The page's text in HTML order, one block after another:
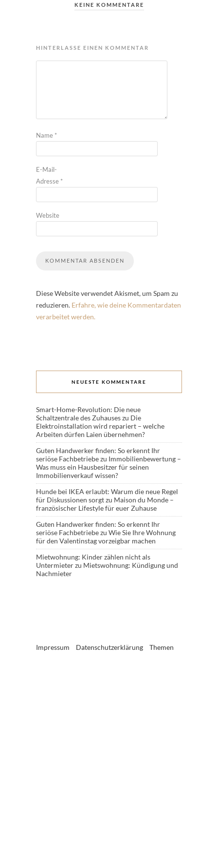
KEINE KOMMENTARE
HINTERLASSE EINEN KOMMENTAR
Name *
E-Mail-
Adresse *
Website
Diese Website verwendet Akismet, um Spam zu
reduzieren. Erfahre, wie deine Kommentardaten
verarbeitet werden.
NEUESTE KOMMENTARE
Smart-Home-Revolution: Die neue
Schaltzentrale des Zuhauseszu Die
Elektroinstallation wird repariert – welche
Arbeiten dürfen Laien übernehmen?
Guten Handwerker finden: So erkennt Ihr
seriöse Fachbetriebezu Immobilienbewertung –
Was muss ein Hausbesitzer für seinen
Immobilienverkauf wissen?
Hunde bei IKEA erlaubt: Warum die neue Regel
für Diskussionen sorgtzu Maison du Monde –
französischer Lifestyle für euer Zuhause
Guten Handwerker finden: So erkennt Ihr
seriöse Fachbetriebezu Wie Sie Ihre Wohnung
für den Valentinstag vorzeigbar machen
Mietwohnung: Kinder zählen nicht als
Untermieterzu Mietswohnung: Kündigung und
Nachmieter
Impressum Datenschutzerklärung Themen